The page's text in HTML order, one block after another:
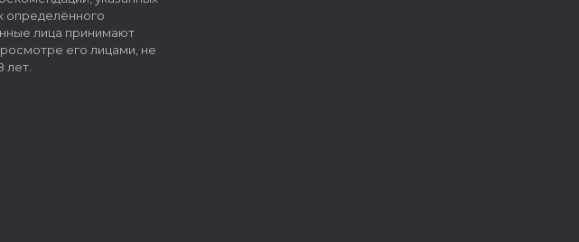
определённого
лица принимают
его лицами, не
лет.